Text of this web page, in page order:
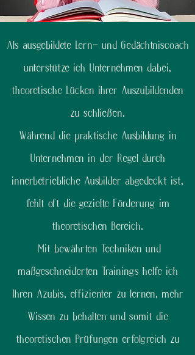
Als ausgebildete Lern- und Gedächtniscoach
unterstütze ich Unternehmen dabei,
theoretische Lücken ihrer Auszubildenden
zu schließen.
Während die praktische Ausbildung in
Unternehmen in der Regel durch
innerbetriebliche Ausbilder abgedeckt ist,
fehlt oft die gezielte Förderung im
theoretischen Bereich.
Mit bewährten Techniken und
maßgeschneiderten Trainings helfe ich
Ihren Azubis, effizienter zu lernen, mehr
Wissen zu behalten und somit die
theoretischen Prüfungen erfolgreich zu